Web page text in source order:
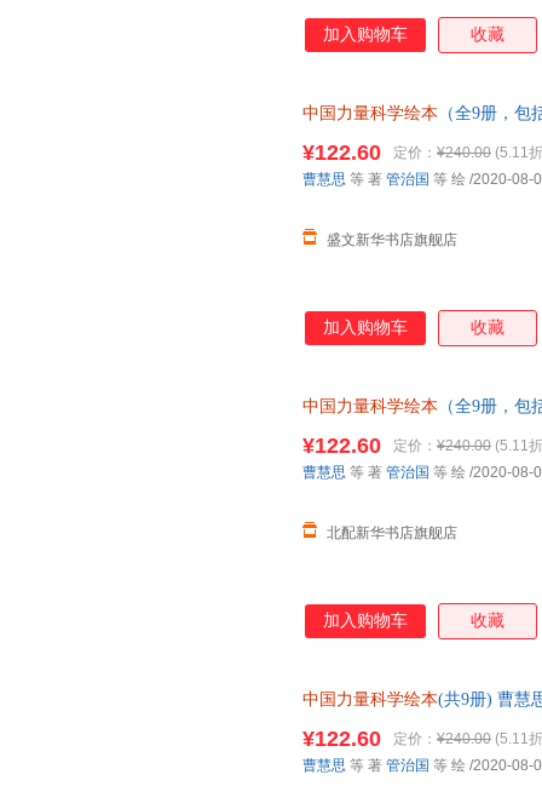
加入购物车 收藏
中国力量科学绘本 （全9册，包
¥122.60 定价： ¥240.00 (5.11
盛文新华书店旗舰店
曹慧思 等 著 管治国 等 绘 /2020-08-
加入购物车 收藏
中国力量科学绘本 （全9册，包
¥122.60 定价： ¥240.00 (5.11
北配新华书店旗舰店
曹慧思 等 著 管治国 等 绘 /2020-08-
加入购物车 收藏
中国力量科学绘本(共9册) 曹慧
85%城市次日送达！
¥122.60 定价： ¥240.00 (5.11
曹慧思 等 著 管治国 等 绘 /2020-08-